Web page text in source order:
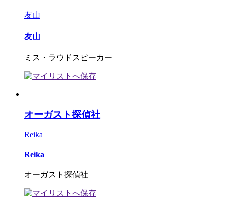
友山
友山
ミス・ラウドスピーカー
オーガスト探偵社
Reika
Reika
オーガスト探偵社